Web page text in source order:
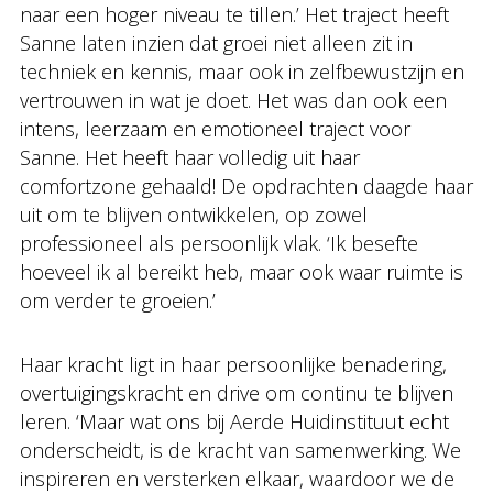
naar een hoger niveau te tillen.’ Het traject heeft
Sanne laten inzien dat groei niet alleen zit in
techniek en kennis, maar ook in zelfbewustzijn en
vertrouwen in wat je doet. Het was dan ook een
intens, leerzaam en emotioneel traject voor
Sanne. Het heeft haar volledig uit haar
comfortzone gehaald! De opdrachten daagde haar
uit om te blijven ontwikkelen, op zowel
professioneel als persoonlijk vlak. ‘Ik besefte
hoeveel ik al bereikt heb, maar ook waar ruimte is
om verder te groeien.’
Haar kracht ligt in haar persoonlijke benadering,
overtuigingskracht en drive om continu te blijven
leren. ‘Maar wat ons bij Aerde Huidinstituut echt
onderscheidt, is de kracht van samenwerking. We
inspireren en versterken elkaar, waardoor we de